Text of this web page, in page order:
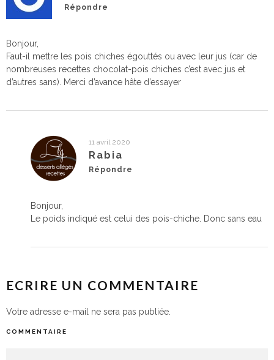
Répondre
Bonjour,
Faut-il mettre les pois chiches égouttés ou avec leur jus (car de
nombreuses recettes chocolat-pois chiches c’est avec jus et
d’autres sans). Merci d’avance hâte d’essayer
11 avril 2020
Rabia
Répondre
Bonjour,
Le poids indiqué est celui des pois-chiche. Donc sans eau
ECRIRE UN COMMENTAIRE
Votre adresse e-mail ne sera pas publiée.
COMMENTAIRE